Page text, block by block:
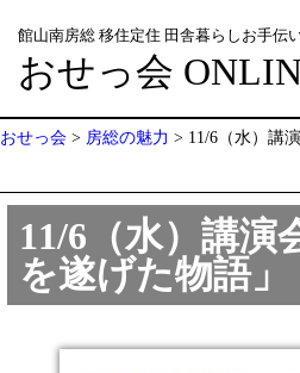
館山南房総 移住定住 田舎暮らしお手伝
おせっ会
おせっ会 > 房総の魅力 > 11/6（水）講
11/6（水）講演
を遂げた物語」